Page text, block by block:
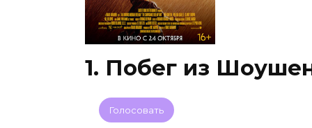
1. Побег из
Голосовать